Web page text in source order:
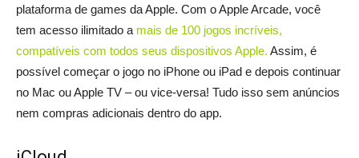
plataforma de games da Apple. Com o Apple Arcade, você
tem acesso ilimitado a mais de 100 jogos incríveis,
compatíveis com todos seus dispositivos Apple. Assim, é
possível começar o jogo no iPhone ou iPad e depois continuar
no Mac ou Apple TV – ou vice-versa! Tudo isso sem anúncios
nem compras adicionais dentro do app.